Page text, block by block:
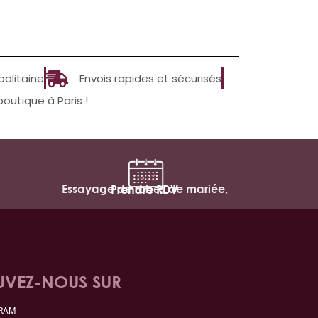
Envois rapides et sécurisés
à Paris !
Essayage de robes de mariée,
Prendre RDV
NOUS SUR